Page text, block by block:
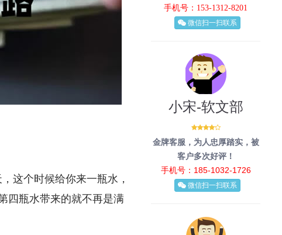
这个时候给你来一瓶水，
四瓶水带来的就不再是满
手机号：153-1312-8201
微信扫一扫联系
小宋-软文部
金牌客服，为人忠厚踏实，被
客户多次好评！
手机号：185-1032-1726
微信扫一扫联系